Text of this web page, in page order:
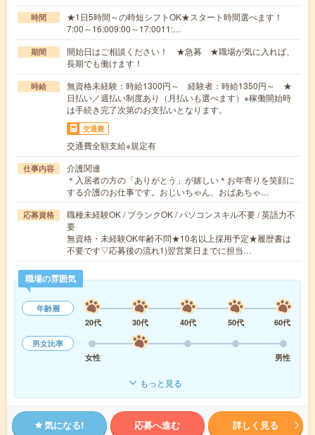
時間
★1日5時間～の時短シフトOK★スタート時間選べます！
7:00～16:009:00～17:0011:…
期間
開始日はご相談ください！ ★急募 ★職場が気に入れば、
長期でも働けます！
時給
無資格未経験：時給1300円～ 経験者：時給1350円～ ★
日払い／週払い制度あり（月払いも選べます）※稼働開始時
は手続き完了次第のお支払いとなります。
交通費
交通費全額支給※規定有
仕事内容
介護関連
＊入居者の方の「ありがとう」が嬉しい＊お年寄りを笑顔に
する介護のお仕事です。おじいちゃん、おばあちゃ…
応募資格
職種未経験OK / ブランクOK / パソコンスキル不要 / 英語力不
要
無資格・未経験OK年齢不問★10名以上採用予定★履歴書は
不要です▽応募後の流れ1)翌営業日までに担当…
職場の雰囲気
年齢層
20代
30代 40代 50代
60代
男女比率
女性
男性
もっと見る
気になる! 応募へ進む 詳しく見る